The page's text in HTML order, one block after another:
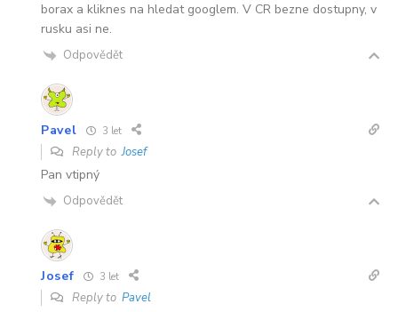
borax a kliknes na hledat googlem. V CR bezne dostupny, v
rusku asi ne.
Odpovědět
Pavel 3 let
Reply toJosef
Pan vtipný
Odpovědět
Josef 3 let
Reply to Pavel